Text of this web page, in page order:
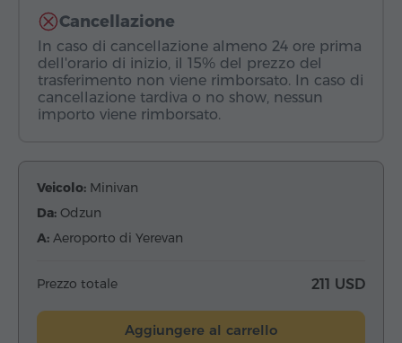
Cancellazione
In caso di cancellazione almeno 24 ore prima
dell'orario di inizio, il 15% del prezzo del
trasferimento non viene rimborsato. In caso di
cancellazione tardiva o no show, nessun
importo viene rimborsato.
Veicolo: Minivan
Da: Odzun
A: Aeroporto di Yerevan
Prezzo totale 211 USD
Aggiungere al carrello